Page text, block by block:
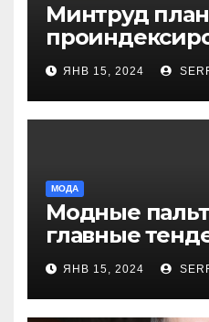
Минтруд
более 40
компенсаций
ЯНВ 15, 2024
МОДА
Модные
главные
новинок
ЯНВ 15, 2024